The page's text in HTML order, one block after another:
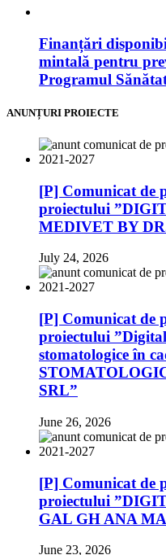
Finanțări
mintală pentru
Programul
ANUNȚURI PROIECTE
[P] Comunicat de
proiectului
MEDIVET BY
July 24, 2026
[P] Comunicat de
proiectului
stomatologice în
SRL”
June 26, 2026
[P] Comunicat de
proiectului
GAL GH ANA
June 23, 2026